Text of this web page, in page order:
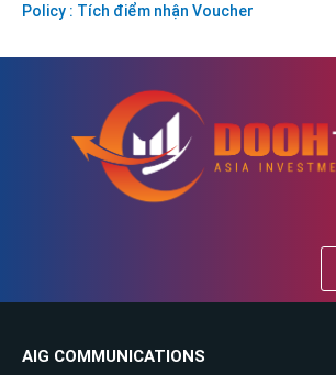
Policy : Tích điểm nhận Voucher
AIG COMMUNICATIONS